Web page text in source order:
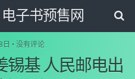
子书预售网
• 没有评论
锡基 人民邮电出